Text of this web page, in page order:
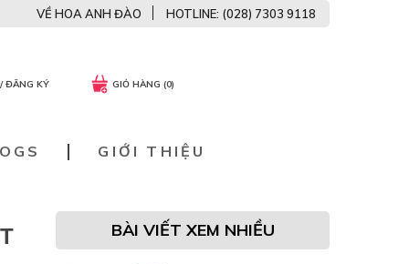
ĐĂNG KÝ GIỎ HÀNG (0)
VỀ HOA ANH ĐÀO HOTLINE: (028) 7303 9118
GIỚI THIỆU
BÀI VIẾT XEM NHIỀU